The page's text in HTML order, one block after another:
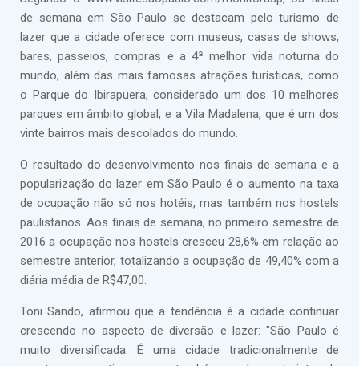
de semana em São Paulo se destacam pelo turismo de
lazer que a cidade oferece com museus, casas de shows,
bares, passeios, compras e a 4ª melhor vida noturna do
mundo, além das mais famosas atrações turísticas, como
o Parque do Ibirapuera, considerado um dos 10 melhores
parques em âmbito global, e a Vila Madalena, que é um dos
vinte bairros mais descolados do mundo.
O resultado do desenvolvimento nos finais de semana e a
popularização do lazer em São Paulo é o aumento na taxa
de ocupação não só nos hotéis, mas também nos hostels
paulistanos. Aos finais de semana, no primeiro semestre de
2016 a ocupação nos hostels cresceu 28,6% em relação ao
semestre anterior, totalizando a ocupação de 49,40% com a
diária média de R$47,00.
Toni Sando, afirmou que a tendência é a cidade continuar
crescendo no aspecto de diversão e lazer: "São Paulo é
muito diversificada. É uma cidade tradicionalmente de